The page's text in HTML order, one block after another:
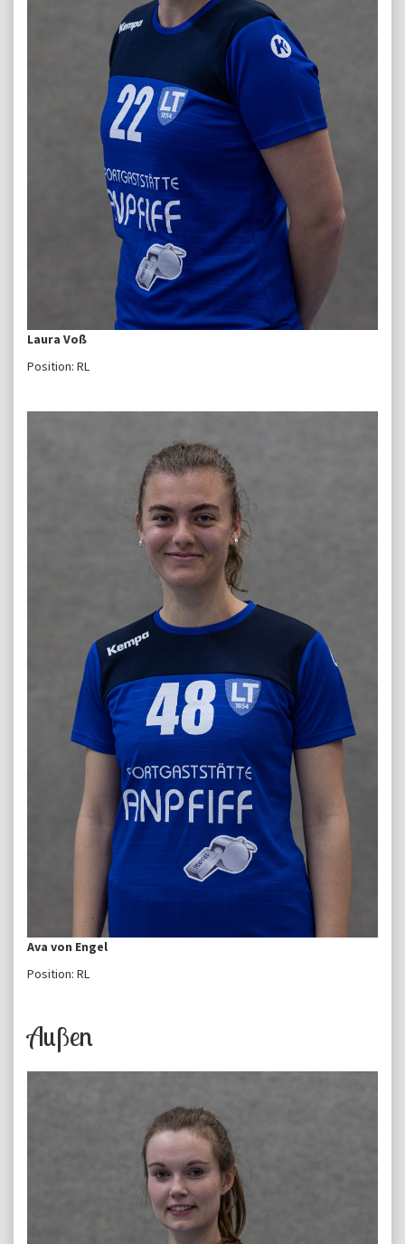
Laura Voß
Position: RL
Ava von Engel
Position: RL
Außen